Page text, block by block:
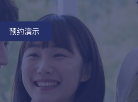
预约演示